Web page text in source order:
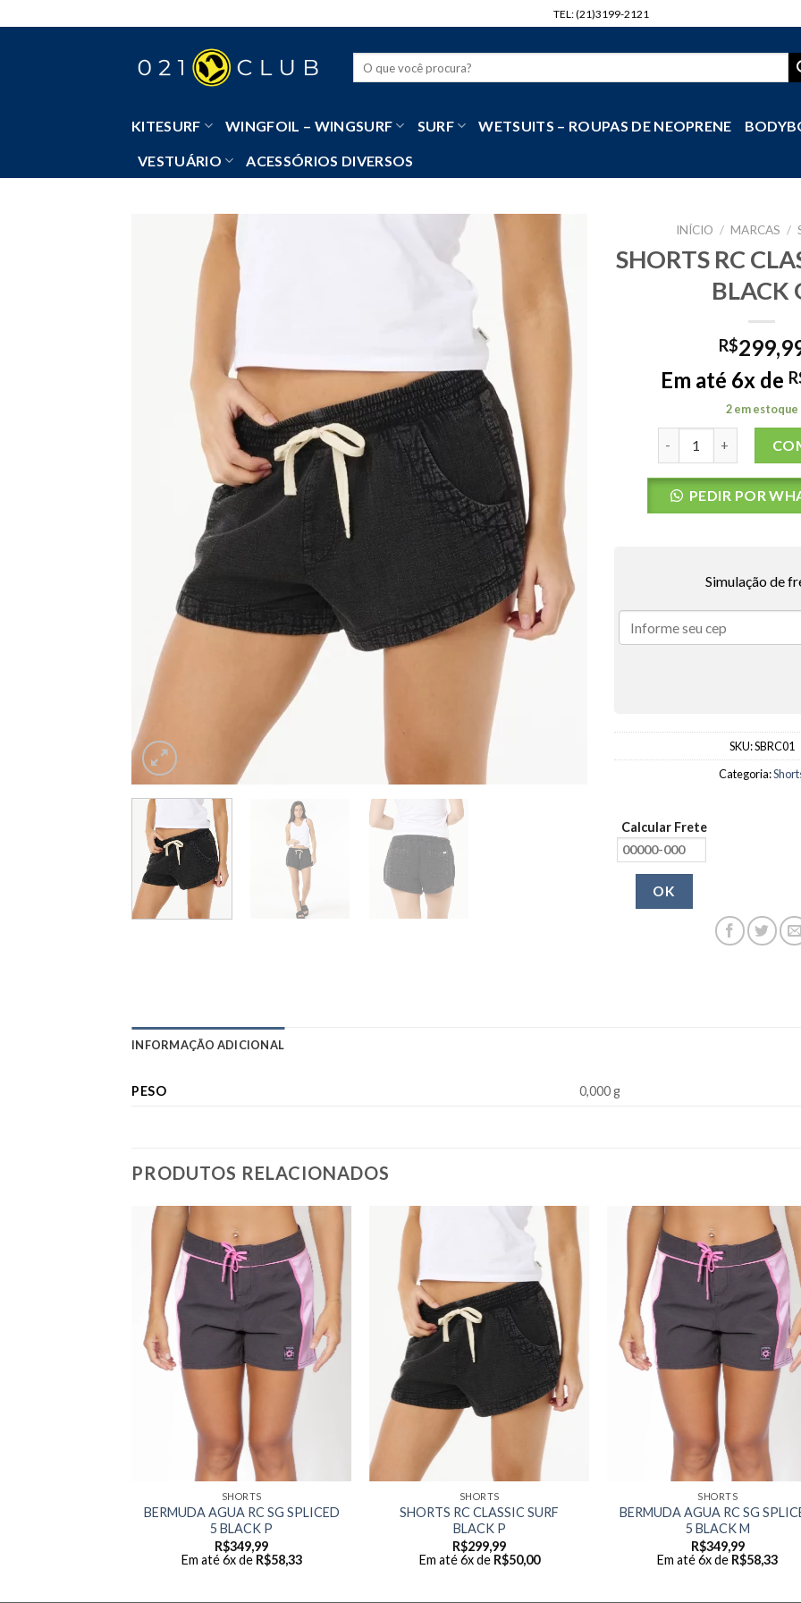
to
TEL: (21)3199-2121
KITESURF WINGFOIL – WINGSURF SURF WETSUITS – ROUPAS DE NEOPRENE
VESTUÁRIO ACESSÓRIOS DIVERSOS
INÍCIO / MARCAS /
SHORTS RC
BLACK
R$
Em até 6x de
2 em estoque
PEDIR POR
Simulação de
SKU:SBRC01
Categoria:
Calcular Frete
OK
INFORMAÇÃO ADICIONAL
PESO 0,000 g
PRODUTOS RELACIONADOS
SHORTS
BERMUDA AGUA RC SG SPLICED
5 BLACK P
R$349,99
Em até 6x de R$58,33
SHORTS
SHORTS RC CLASSIC SURF
BLACK P
R$299,99
Em até 6x de R$50,00
SHORTS
BERMUDA AGUA RC SG
5 BLACK M
R$349,99
Em até 6x de R$58,33